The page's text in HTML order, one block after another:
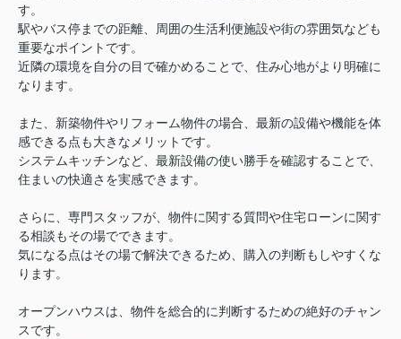
す。
駅やバス停までの距離、周囲の生活利便施設や街の雰囲気なども
重要なポイントです。
近隣の環境を自分の目で確かめることで、住み心地がより明確に
なります。
また、新築物件やリフォーム物件の場合、最新の設備や機能を体
感できる点も大きなメリットです。
システムキッチンなど、最新設備の使い勝手を確認することで、
住まいの快適さを実感できます。
さらに、専門スタッフが、物件に関する質問や住宅ローンに関す
る相談もその場でできます。
気になる点はその場で解決できるため、購入の判断もしやすくな
ります。
オープンハウスは、物件を総合的に判断するための絶好のチャン
スです。